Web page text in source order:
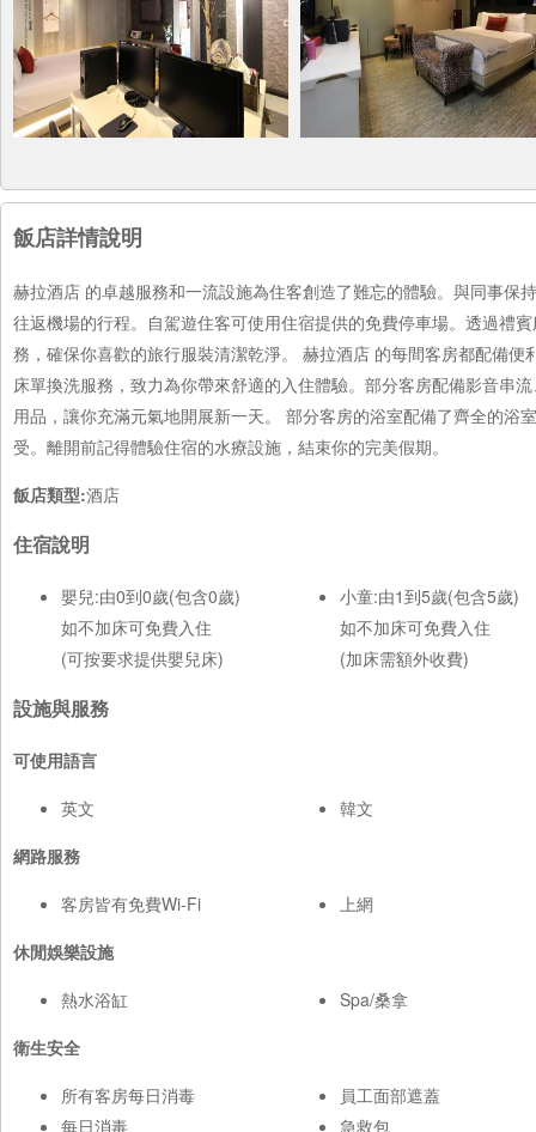
飯店詳情說明
赫拉酒店 的卓越服務和一流設施為住客創造了難忘的體驗。與同事
往返機場的行程。自駕遊住客可使用住宿提供的免費停車場。透過禮
務，確保你喜歡的旅行服裝清潔乾淨。 赫拉酒店 的每間客房都配備
床單換洗服務，致力為你帶來舒適的入住體驗。部分客房配備影音串
用品，讓你充滿元氣地開展新一天。 部分客房的浴室配備了齊全的
受。離開前記得體驗住宿的水療設施，結束你的完美假期。
飯店類型:酒店
住宿說明
嬰兒:由0到0歲(包含0歲)
如不加床可免費入住
(可按要求提供嬰兒床)
小童:由1到5歲(包含5歲)
如不加床可免費入住
(加床需額外收費)
設施與服務
可使用語言
英文
韓文
網路服務
客房皆有免費Wi-Fi
上網
休閒娛樂設施
熱水浴缸
Spa/桑拿
衛生安全
所有客房每日消毒
每日消毒
員工面部遮蓋
急救包